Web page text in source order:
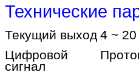
Технические
Текущий выход 4 ~
Цифровой
сигнал